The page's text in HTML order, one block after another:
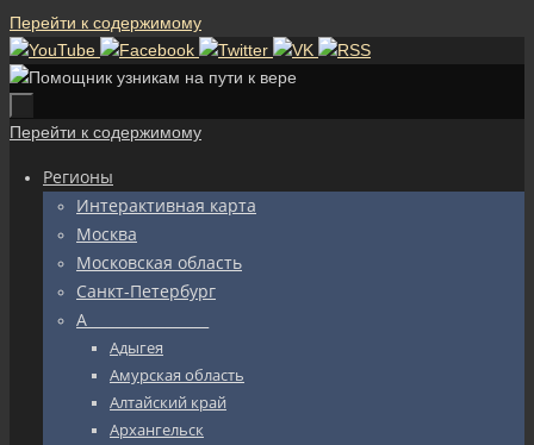
Перейти к содержимому
Перейти к содержимому
Регионы
Интерактивная карта
Москва
Московская область
Санкт-Петербург
А_________________
Адыгея
Амурская область
Алтайский край
Архангельск